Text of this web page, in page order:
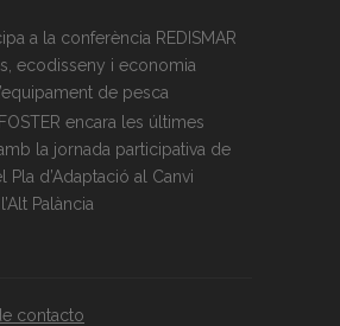
a la conferència REDISMAR
ecodisseny i economia
de pesca
encara les últimes
la jornada participativa de
Pla d’Adaptació al Canvi
Palància
contacto